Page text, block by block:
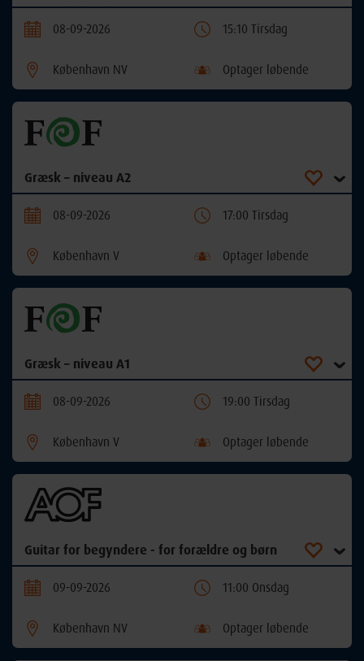
08-09-2026 15:10 Tirsdag
København NV Optager løbende
Græsk – niveau A2
08-09-2026 17:00 Tirsdag
København V Optager løbende
Græsk – niveau A1
08-09-2026 19:00 Tirsdag
København V Optager løbende
Guitar for begyndere - for forældre og børn
09-09-2026 11:00 Onsdag
København NV Optager løbende